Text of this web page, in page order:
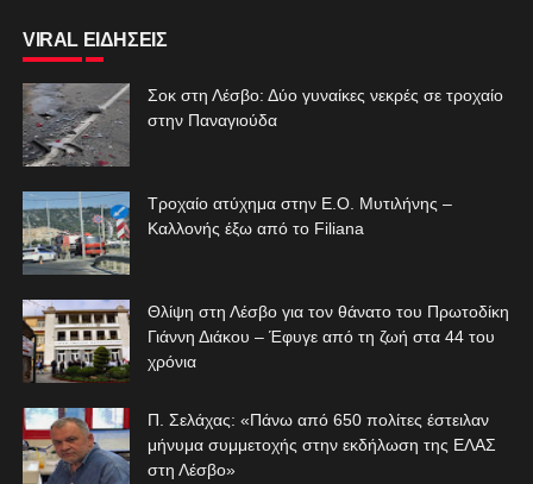
VIRAL ΕΙΔΗΣΕΙΣ
Σοκ στη Λέσβο: Δύο γυναίκες νεκρές σε τροχαίο
στην Παναγιούδα
Τροχαίο ατύχημα στην Ε.Ο. Μυτιλήνης –
Καλλονής έξω από το Filiana
Θλίψη στη Λέσβο για τον θάνατο του Πρωτοδίκη
Γιάννη Διάκου – Έφυγε από τη ζωή στα 44 του
χρόνια
Π. Σελάχας: «Πάνω από 650 πολίτες έστειλαν
μήνυμα συμμετοχής στην εκδήλωση της ΕΛΑΣ
στη Λέσβο»